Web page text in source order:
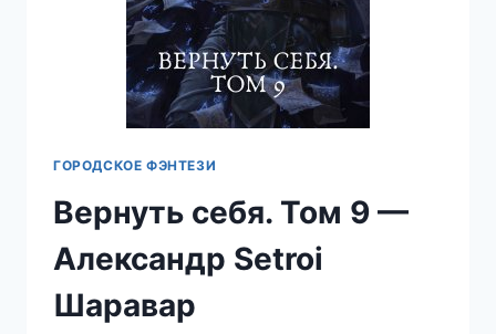
ГОРОДСКОЕ ФЭНТЕЗИ
Вернуть себя. Том 9 —
Александр Setroi
Шаравар